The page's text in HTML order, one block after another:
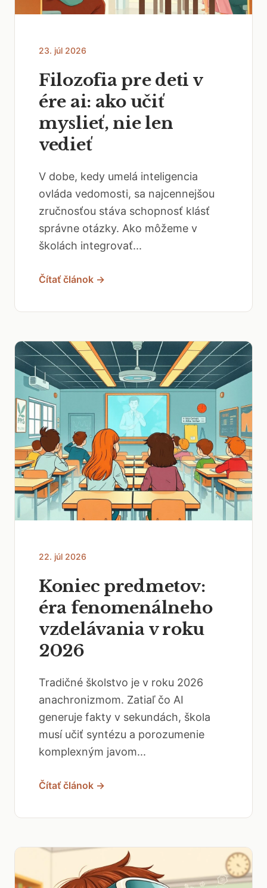
23. júl 2026
Filozofia pre deti v
ére ai: ako učiť
myslieť, nie len
vedieť
V dobe, kedy umelá inteligencia
ovláda vedomosti, sa najcennejšou
zručnosťou stáva schopnosť klásť
správne otázky. Ako môžeme v
školách integrovať...
Čítať článok →
22. júl 2026
Koniec predmetov:
éra fenomenálneho
vzdelávania v roku
2026
Tradičné školstvo je v roku 2026
anachronizmom. Zatiaľ čo AI
generuje fakty v sekundách, škola
musí učiť syntézu a porozumenie
komplexným javom...
Čítať článok →